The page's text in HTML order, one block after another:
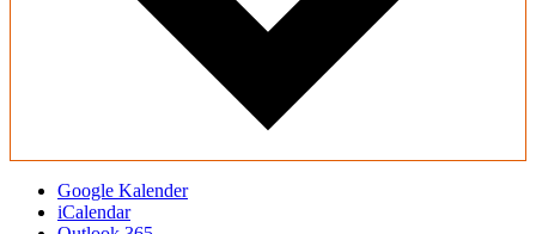
Google Kalender
iCalendar